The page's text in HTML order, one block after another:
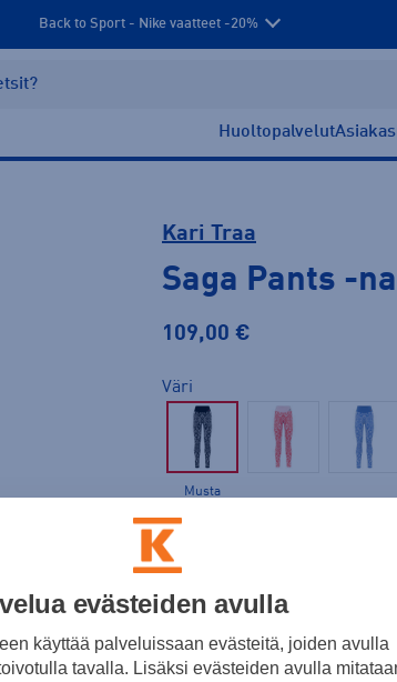
Back to Sport - Nike vaatteet -20%
Huoltopalvelut
Kari Traa
Saga Pants -
109,00 €
Väri
Musta
Koko
Kokotaulukko
evästeiden avulla
käyttää palveluissaan evästeitä, joiden avulla
tavalla. Lisäksi evästeiden avulla